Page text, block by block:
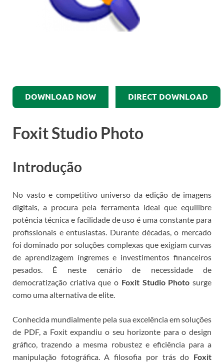
DOWNLOAD NOW DIRECT DOWNLOAD
Foxit Studio Photo
Introdução
No vasto e competitivo universo da edição de imagens
digitais, a procura pela ferramenta ideal que equilibre
potência técnica e facilidade de uso é uma constante para
profissionais e entusiastas. Durante décadas, o mercado
foi dominado por soluções complexas que exigiam curvas
de aprendizagem íngremes e investimentos financeiros
pesados. É neste cenário de necessidade de
democratização criativa que o Foxit Studio Photo surge
como uma alternativa de elite.
Conhecida mundialmente pela sua excelência em soluções
de PDF, a Foxit expandiu o seu horizonte para o design
gráfico, trazendo a mesma robustez e eficiência para a
manipulação fotográfica.A filosofia por trás do Foxit